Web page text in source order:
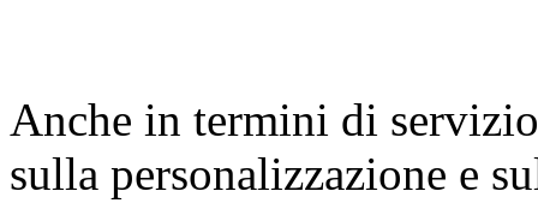
Anche in termini di
sulla personalizzazione e